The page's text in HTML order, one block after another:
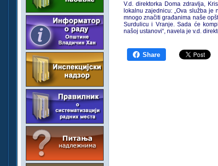
V.d. direktorka Doma zdravlja,
lokalnu zajednicu: „Ova služba
mnogo značiti građanima naše
Surdulicu i Vranje. Sada će
našoj ustanovi“, navela je v.d.
Share